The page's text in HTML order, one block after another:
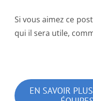
Si vous aimez ce
qui il sera utile,
EN SAVOIR